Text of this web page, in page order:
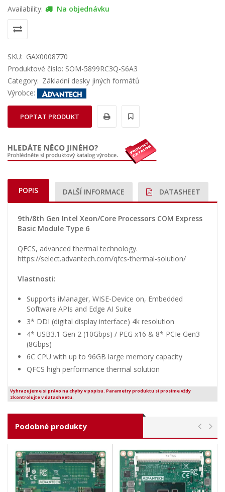
Availability: Na objednávku
SKU: GAX0008770
Produktové číslo: SOM-5899RC3Q-S6A3
Category: Základní desky jiných formátů
Výrobce:
POPTAT PRODUKT
POPIS DALŠÍ INFORMACE DATASHEET
9th/8th Gen Intel Xeon/Core Processors COM Express
Basic Module Type 6
QFCS, advanced thermal technology.
https://select.advantech.com/qfcs-thermal-solution/
Vlastnosti:
Supports iManager, WISE-Device on, Embedded
Software APIs and Edge AI Suite
3* DDI (digital display interface) 4k resolution
4* USB3.1 Gen 2 (10Gbps) / PEG x16 & 8* PCIe Gen3
(8Gbps)
6C CPU with up to 96GB large memory capacity
QFCS high performance thermal solution
Vyhrazujeme si právo na chyby v popisu. Parametry produktu si prosíme vždy
zkontrolujte v datasheetu.
Podobné produkty